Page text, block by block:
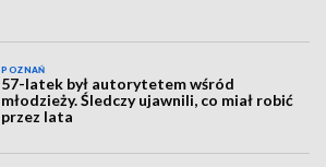
POZNAŃ
57-latek był autorytetem wśród
młodzieży. Śledczy ujawnili, co miał robić
przez lata